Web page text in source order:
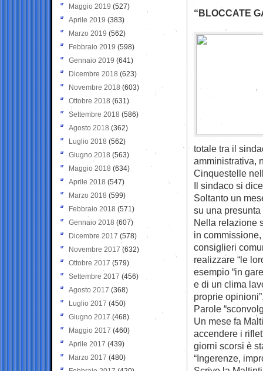
“BLOCCATE
totale tra il
amministrativa,
Cinquestelle
Il sindaco si
Soltanto un
su una
Nella relazione
in
consiglieri
realizzare “le
esempio “in
e di un clima
proprie
Parole
Un mese fa
accendere i
giorni scorsi è
“Ingerenze,
Maggio 2019 (527)
Aprile 2019 (383)
Marzo 2019 (562)
Febbraio 2019 (598)
Gennaio 2019 (641)
Dicembre 2018 (623)
Novembre 2018 (603)
Ottobre 2018 (631)
Settembre 2018 (586)
Agosto 2018 (362)
Luglio 2018 (562)
Giugno 2018 (563)
Maggio 2018 (634)
Aprile 2018 (547)
Marzo 2018 (599)
Febbraio 2018 (571)
Gennaio 2018 (607)
Dicembre 2017 (578)
Novembre 2017 (632)
Ottobre 2017 (579)
Settembre 2017 (456)
Agosto 2017 (368)
Luglio 2017 (450)
Giugno 2017 (468)
Maggio 2017 (460)
Aprile 2017 (439)
Marzo 2017 (480)